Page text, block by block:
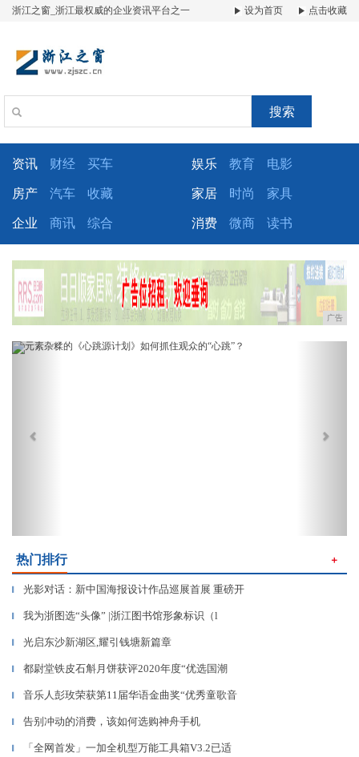
浙江之窗_浙江最权威的企业资讯平台之一 设为首页 点击收藏
搜索
资讯 财经 买车 娱乐 教育 电影
房产 汽车 收藏 家居 时尚 家具
企业 商讯 综合 消费 微商 读书
广告
Previous
热门排行 ＋
▎ 光影对话：新中国海报设计作品巡展首展 重磅开
▎ 我为浙图选“头像” |浙江图书馆形象标识（l
▎ ​光启东沙新湖区,耀引钱塘新篇章
▎ 都尉堂铁皮石斛月饼获评2020年度“优选国潮
▎ 音乐人彭玫荣获第11届华语金曲奖“优秀童歌音
▎ 告别冲动的消费，该如何选购神舟手机
▎ 「全网首发」一加全机型万能工具箱V3.2已适